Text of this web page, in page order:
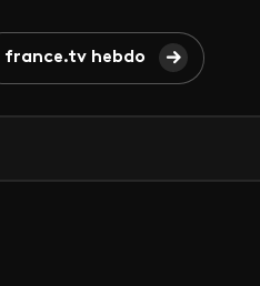
france.tv hebdo